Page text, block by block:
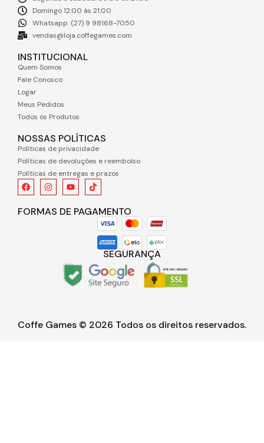
Domingo 12:00 às 21:00
Whatsapp: (27) 9 98168-7050
vendas@loja.coffegames.com
INSTITUCIONAL
Quem Somos
Fale Conosco
Logar
Meus Pedidos
Todos os Produtos
NOSSAS POLÍTICAS
Políticas de privacidade
Políticas de devoluções e reembolso
Políticas de entregas e prazos
FORMAS DE PAGAMENTO
SEGURANÇA
Coffe Games © 2026 Todos os direitos reservados.